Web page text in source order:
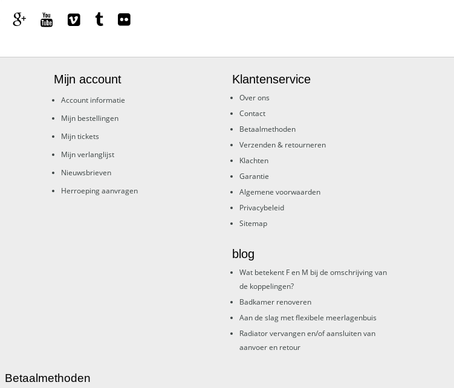
Mijn account
Account informatie
Mijn bestellingen
Mijn tickets
Mijn verlanglijst
Nieuwsbrieven
Herroeping aanvragen
Klantenservice
Over ons
Contact
Betaalmethoden
Verzenden & retourneren
Klachten
Garantie
Algemene voorwaarden
Privacybeleid
Sitemap
blog
Wat betekent F en M bij de omschrijving van
de koppelingen?
Badkamer renoveren
Aan de slag met flexibele meerlagenbuis
Radiator vervangen en/of aansluiten van
aanvoer en retour
Betaalmethoden